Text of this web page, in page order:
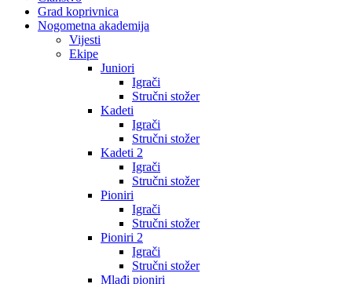
Grad koprivnica
Nogometna akademija
Vijesti
Ekipe
Juniori
Igrači
Stručni stožer
Kadeti
Igrači
Stručni stožer
Kadeti 2
Igrači
Stručni stožer
Pioniri
Igrači
Stručni stožer
Pioniri 2
Igrači
Stručni stožer
Mlađi pioniri